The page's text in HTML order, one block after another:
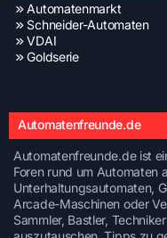
Automatenmarkt
Schneider-Automaten
VDAI
Goldserie
Automatenfreunde.de
Automatenfreunde.de ist
Foren rund um Automaten
Unterhaltungsautomaten,
Arcade-Maschinen oder
Sammler, Bastler,